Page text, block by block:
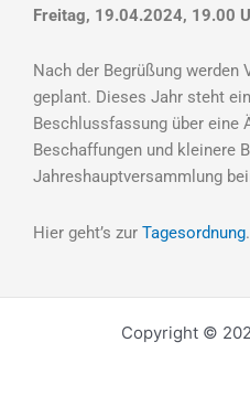
Freitag, 19.04.2024, 19.00
Nach der Begrüßung
geplant. Dieses Jahr steht
Beschlussfassung über eine
Beschaffungen und kleinere
Jahreshauptversammlung
Hier geht’s zur Tagesordnung.
Copyright ©